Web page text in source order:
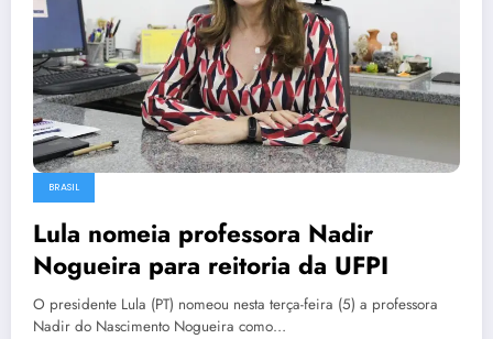
BRASIL
Lula nomeia professora Nadir
Nogueira para reitoria da UFPI
O presidente Lula (PT) nomeou nesta terça-feira (5) a professora
Nadir do Nascimento Nogueira como…